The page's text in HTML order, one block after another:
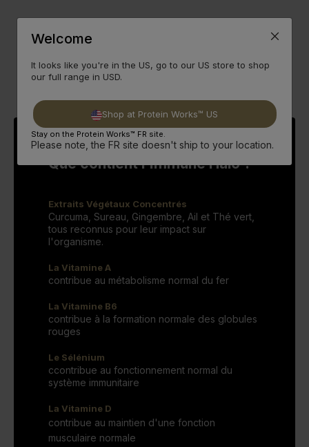
Que contient l'Immune Halo ?
Extraits Végétaux Concentrés
Curcuma, Sureau, Gingembre, Ail et Thé vert,
tous reconnus pour leur impact sur
l'organisme.
La Vitamine A
contribue au métabolisme normal du fer
La Vitamine B6
contribue à la formation normale des globules
rouges
Le Sélénium
ccontribue au fonctionnement normal du
système immunitaire
La Vitamine D
contribue au maintien d'une fonction
musculaire normale
Welcome
It looks like you're in the US, go to our US store to shop
our full range in USD.
Shop at Protein Works™ US
Stay on the Protein Works™ FR site.
Please note, the FR site doesn't ship to your location.